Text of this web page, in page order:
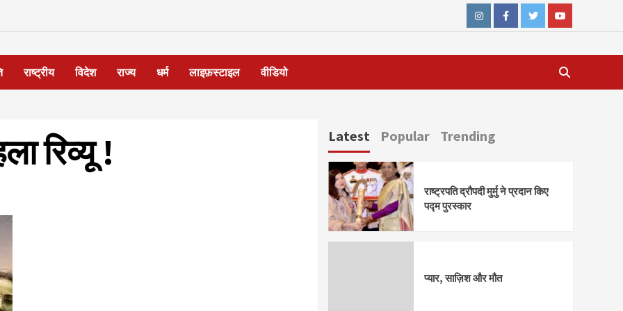
InstagramFacebookTwitterYoutube
राष्ट्रीय विदेश राज्य धर्म लाइफ़स्टाइल वीडियो
रिव्यू ! Latest Popular Trending
राष्ट्रपति द्रौपदी मुर्मु ने प्रदान किए
पद्म पुरस्कार
प्यार, साज़िश और मौत